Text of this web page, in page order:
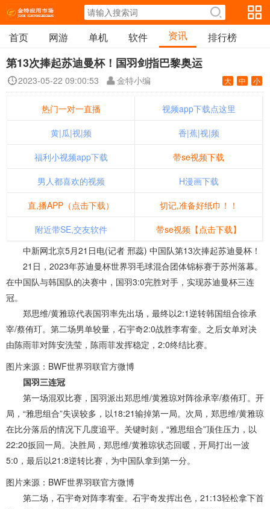
首页 网游 单机 软件 资讯 排行榜
第13次捧起苏迪曼杯！国羽剑指巴黎奥运
2023-05-22 09:00:53 金特小编 大 中 小
热门一对一直播
视频app下载点这里
黄|瓜|视|频
香|蕉|视|频
福利小视频app下载
带se视频下载
男人都喜欢的视频
H漫画下载
直,播APP（点击下载）
切记,准备好纸巾！！
附近带SE,交友软件
带se视频【点击下载】
中新网北京5月21日电(记者 邢蕊) 中国队第13次捧起苏迪曼杯！
21日，2023年苏迪曼杯世界羽毛球混合团体锦标赛于苏州落幕。
在中国队与韩国队的决赛中，国羽3:0完胜对手，实现苏迪曼杯三连
冠。
郑思维/黄雅琼代表国羽率先出场，最终以2:1逆转韩国组合徐承
宰/蔡侑玎。第二场男单较量，石宇奇2:0战胜李宥奎。之后女单对决
由陈雨菲对阵安洗莹，陈雨菲发挥稳定，2:0终结比赛。
图片来源：BWF世界羽联官方微博
国羽三连冠
第一场混双比赛，国羽派出郑思维/黄雅琼对阵徐承宰/蔡侑玎。开
局，“雅思组合”失误较多，以18:21输掉第一局。次局，郑思维/黄雅琼
在比分落后的情况下几度追平。关键时刻，“雅思组合”顶住压力，以
22:20扳回一局。决胜局，郑思维/黄雅琼状态回暖，开局打出一波
5:0，最后以21:8逆转比赛，为中国队拿到第一分。
图片来源：BWF世界羽联官方微博
第二场，石宇奇对阵李宥奎。石宇奇发挥出色，21:13轻松拿下首